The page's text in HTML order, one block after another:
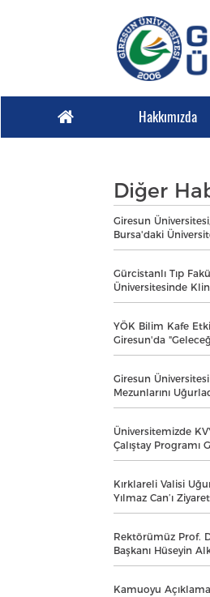
Hakkımızda
Diğer
Giresun
Bursa'daki
Gürcistanlı Tıp
Üniversitesinde
YÖK Bilim Kafe
Giresun'da
Giresun
Mezunlarını
Üniversitemizde
Çalıştay Programı
Kırklareli Valisi
Yılmaz Can’ı
Rektörümüz Prof.
Başkanı Hüseyin
Kamuoyu